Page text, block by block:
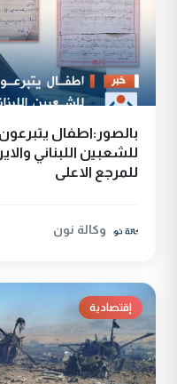
بالصور:اطفال
للشعبين اللبناني
للمرجع الاعلى
وكالة نون
إقتصادية